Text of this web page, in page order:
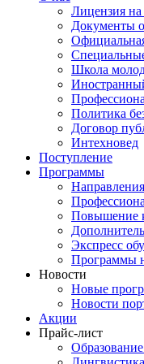
Лицензия на
Документы
Школа
Политика
Договор
Интехновед
Поступление
Программы
Повышение
Экспресс
Программы
Новости
Новые
Новости
Акции
Прайс-лист